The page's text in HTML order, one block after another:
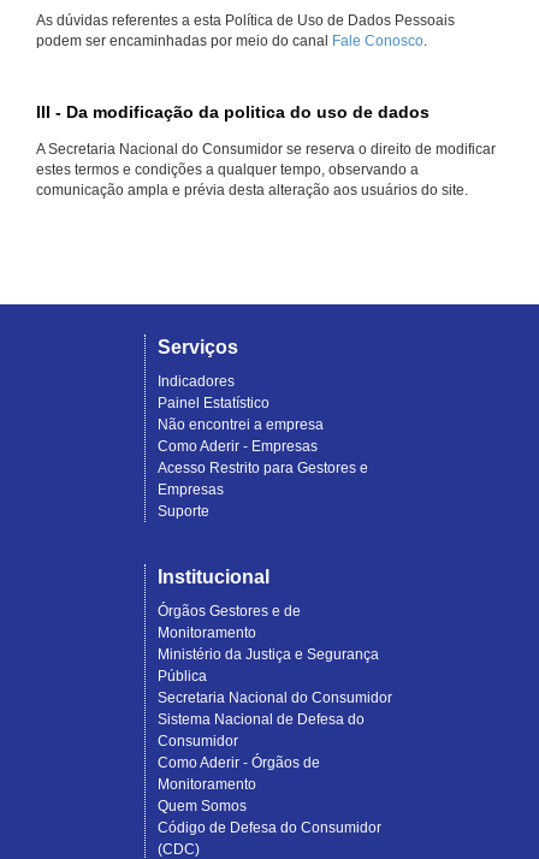
As dúvidas referentes a esta Política de Uso de Dados Pessoais
podem ser encaminhadas por meio do canal Fale Conosco.
III - Da modificação da politica do uso de dados
A Secretaria Nacional do Consumidor se reserva o direito de modificar
estes termos e condições a qualquer tempo, observando a
comunicação ampla e prévia desta alteração aos usuários do site.
Serviços
Indicadores
Painel Estatístico
Não encontrei a empresa
Como Aderir - Empresas
Acesso Restrito para Gestores e
Empresas
Suporte
Institucional
Órgãos Gestores e de
Monitoramento
Ministério da Justiça e Segurança
Pública
Secretaria Nacional do Consumidor
Sistema Nacional de Defesa do
Consumidor
Como Aderir - Órgãos de
Monitoramento
Quem Somos
Código de Defesa do Consumidor
(CDC)